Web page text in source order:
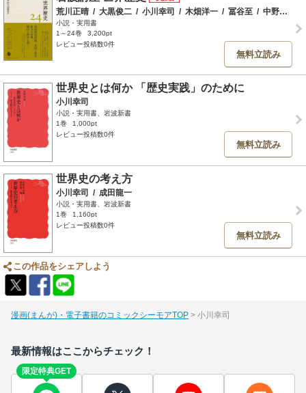
荒川正晴 / 大黒俊二 / 小川幸司 / 木畑洋一 / 冨谷至 / 中野聡
小説・実用書
1～24巻
3,200pt
レビュー投稿数0件
無料立読み
世界史とは何か 「歴史実践」のために
小川幸司
小説・実用書、岩波新書
1巻
1,000pt
レビュー投稿数0件
無料立読み
世界史の考え方
小川幸司 / 成田龍一
小説・実用書、岩波新書
1巻
1,160pt
レビュー投稿数0件
無料立読み
この作品をシェアしよう
漫画(まんが)・電子書籍のコミックシーモアTOP 小川幸司
最新情報はここからチェック！
限定特典GET